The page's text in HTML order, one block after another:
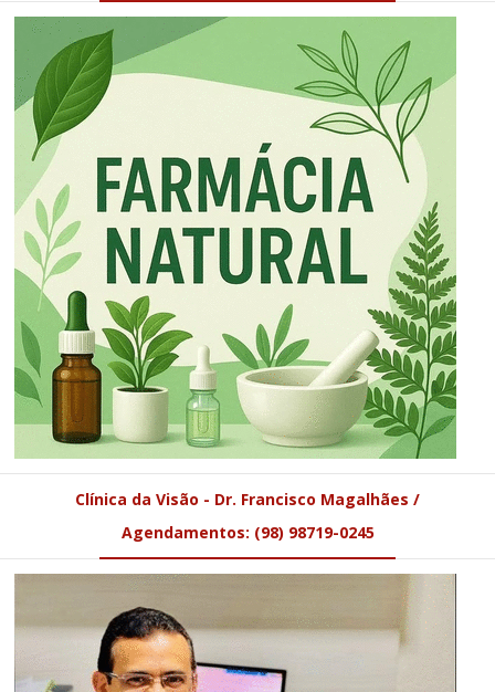
Clínica da Visão - Dr. Francisco Magalhães /
Agendamentos: (98) 98719-0245